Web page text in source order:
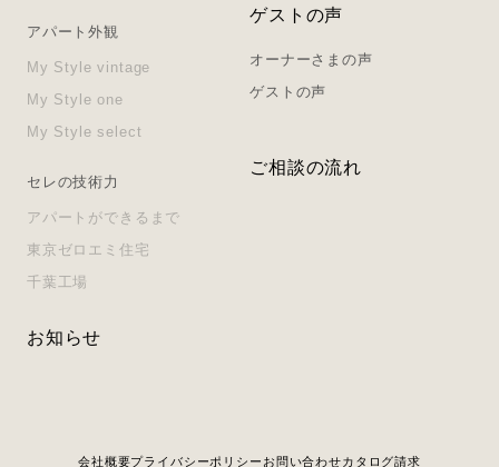
アパート外観
My Style vintage
My Style one
My Style select
セレの技術力
アパートができるまで
東京ゼロエミ住宅
千葉工場
ゲストの声
オーナーさまの声
ゲストの声
ご相談の流れ
お知らせ
会社概要プライバシーポリシー お問い合わせカタログ請求